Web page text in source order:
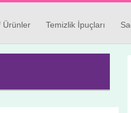
Ürünler Temizlik İpuçları